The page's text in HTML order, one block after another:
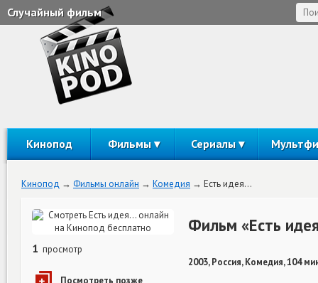
Случайный фильм
Кинопод Фильмы Сериалы
Кинопод Фильмы онлайн Комедия Есть идея...
1 просмотр
Фильм «Есть
2003, Россия, Комедия, 104